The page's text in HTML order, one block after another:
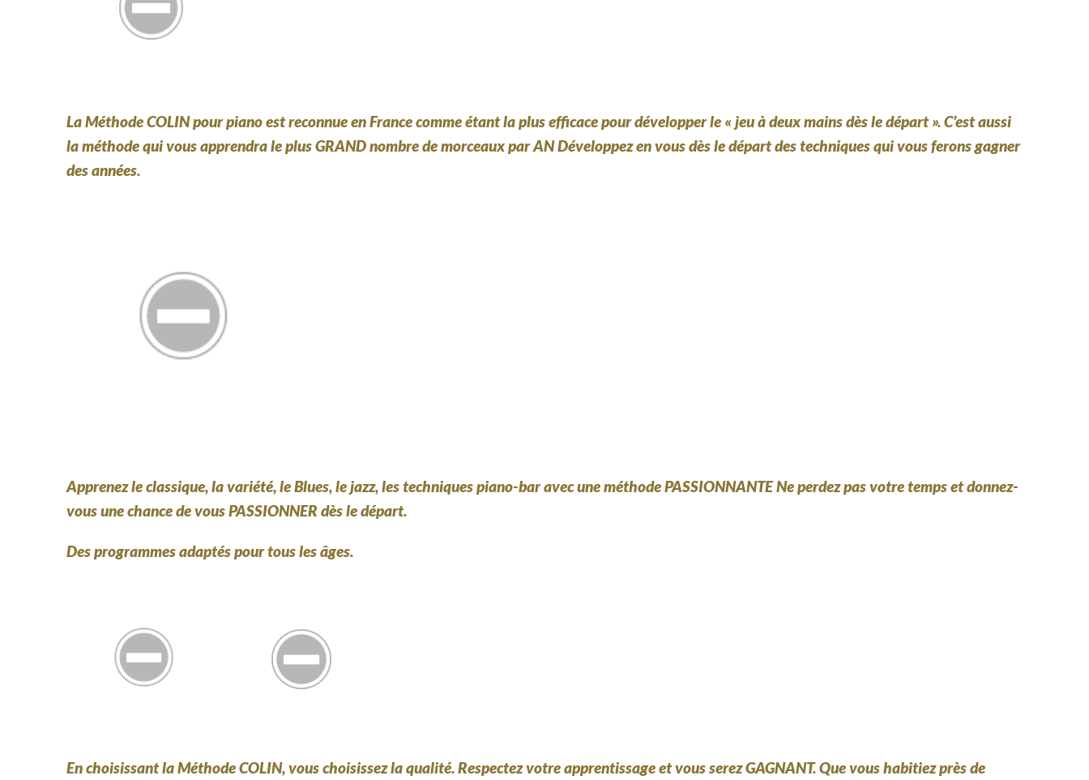
La Méthode COLIN pour piano est reconnue en France comme étant la plus efficace pour développer le « jeu à deux mains dès le départ ». C’est aussi
la méthode qui vous apprendra le plus GRAND nombre de morceaux par AN Développez en vous dès le départ des techniques qui vous ferons gagner
des années.
Apprenez le classique, la variété, le Blues, le jazz, les techniques piano-bar avec une méthode PASSIONNANTE Ne perdez pas votre temps et donnez-
vous une chance de vous PASSIONNER dès le départ.
Des programmes adaptés pour tous les âges.
En choisissant la Méthode COLIN, vous choisissez la qualité. Respectez votre apprentissage et vous serez GAGNANT. Que vous habitiez près de